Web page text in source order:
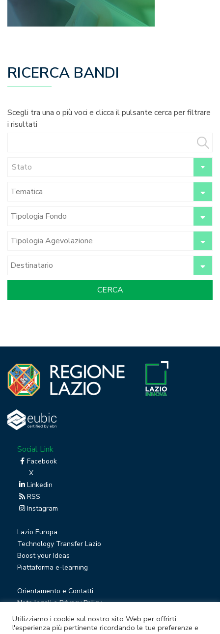
RICERCA BANDI
Scegli tra una o più voci e clicca il pulsante cerca per filtrare
i risultati
Stato
Social Link
Facebook
X
Linkedin
RSS
Instagram
Lazio Europa
Technology Transfer Lazio
Boost your Ideas
Piattaforma e-learning
Orientamento e Contatti
Note legali e Privacy Policy
Privacy Newsletter
Società trasparente
Utilizziamo i cookie sul nostro sito Web per offrirti
l'esperienza più pertinente ricordando le tue preferenze e